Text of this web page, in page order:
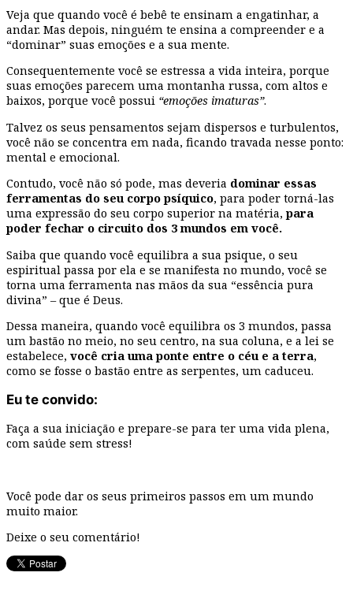
Veja que quando você é bebê te ensinam a engatinhar, a
andar. Mas depois, ninguém te ensina a compreender e a
“dominar” suas emoções e a sua mente.
Consequentemente você se estressa a vida inteira, porque
suas emoções parecem uma montanha russa, com altos e
baixos, porque você possui “emoções imaturas”.
Talvez os seus pensamentos sejam dispersos e turbulentos,
você não se concentra em nada, ficando travada nesse ponto:
mental e emocional.
Contudo, você não só pode, mas deveria dominar essas
ferramentas do seu corpo psíquico, para poder torná-las
uma expressão do seu corpo superior na matéria, para
poder fechar o circuito dos 3 mundos em você.
Saiba que quando você equilibra a sua psique, o seu
espiritual passa por ela e se manifesta no mundo, você se
torna uma ferramenta nas mãos da sua “essência pura
divina” – que é Deus.
Dessa maneira, quando você equilibra os 3 mundos, passa
um bastão no meio, no seu centro, na sua coluna, e a lei se
estabelece, você cria uma ponte entre o céu e a terra,
como se fosse o bastão entre as serpentes, um caduceu.
Eu te convido:
Faça a sua iniciação e prepare-se para ter uma vida plena,
com saúde sem stress!
Você pode dar os seus primeiros passos em um mundo
muito maior.
Deixe o seu comentário!